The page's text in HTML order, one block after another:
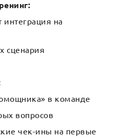
на
сценария
в команде
вопросов
чек-ины на первые